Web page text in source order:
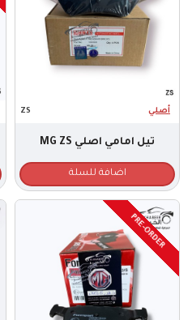
أصلي ZS
تيل امامي اصلي MG ZS
اضافة للسلة
PRE-ORDER